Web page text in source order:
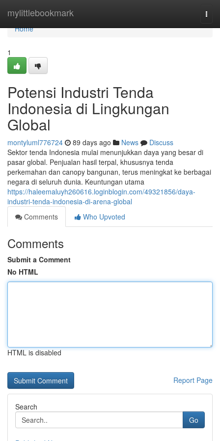
mylittlebookmark
Home
Home
1
Potensi Industri Tenda
Indonesia di Lingkungan
Global
montyluml776724 89 days ago News
Discuss
Sektor tenda Indonesia mulai menunjukkan daya yang besar di
pasar global. Penjualan hasil terpal, khususnya tenda
perkemahan dan canopy bangunan, terus meningkat ke berbagai
negara di seluruh dunia. Keuntungan utama
https://haleemaluyh260616.loginblogin.com/49321856/daya-
industri-tenda-indonesia-di-arena-global
Comments
Who Upvoted
Comments
Submit a Comment
No HTML
HTML is disabled
Report Page
Search
Go